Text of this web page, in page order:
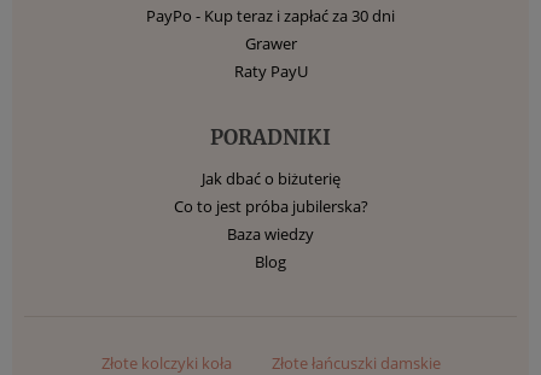
PayPo - Kup teraz i zapłać za 30 dni
Grawer
Raty PayU
PORADNIKI
Jak dbać o biżuterię
Co to jest próba jubilerska?
Baza wiedzy
Blog
Złote kolczyki koła
Złote łańcuszki damskie